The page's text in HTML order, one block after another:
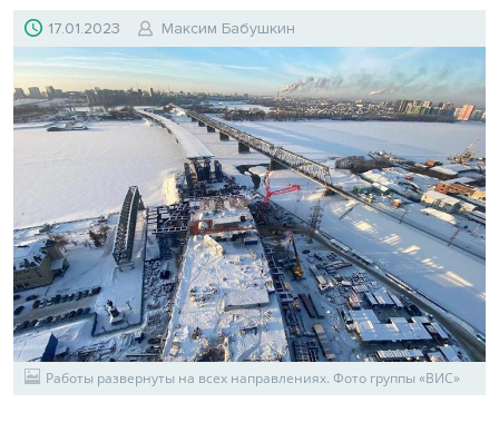
17.01.2023 Максим Бабушкин
Работы развернуты на всех направлениях. Фото группы «ВИС»